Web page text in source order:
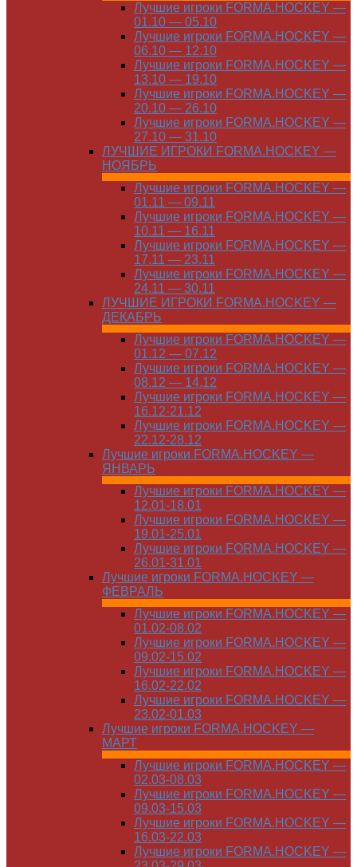
Лучшие игроки FORMA.HOCKEY —
01.10 — 05.10
Лучшие игроки FORMA.HOCKEY —
06.10 — 12.10
Лучшие игроки FORMA.HOCKEY —
13.10 — 19.10
Лучшие игроки FORMA.HOCKEY —
20.10 — 26.10
Лучшие игроки FORMA.HOCKEY —
27.10 — 31.10
ЛУЧШИЕ ИГРОКИ FORMA.HOCKEY —
НОЯБРЬ
Лучшие игроки FORMA.HOCKEY —
01.11 — 09.11
Лучшие игроки FORMA.HOCKEY —
10.11 — 16.11
Лучшие игроки FORMA.HOCKEY —
17.11 — 23.11
Лучшие игроки FORMA.HOCKEY —
24.11 — 30.11
ЛУЧШИЕ ИГРОКИ FORMA.HOCKEY —
ДЕКАБРЬ
Лучшие игроки FORMA.HOCKEY —
01.12 — 07.12
Лучшие игроки FORMA.HOCKEY —
08.12 — 14.12
Лучшие игроки FORMA.HOCKEY —
16.12-21.12
Лучшие игроки FORMA.HOCKEY —
22.12-28.12
Лучшие игроки FORMA.HOCKEY —
ЯНВАРЬ
Лучшие игроки FORMA.HOCKEY —
12.01-18.01
Лучшие игроки FORMA.HOCKEY —
19.01-25.01
Лучшие игроки FORMA.HOCKEY —
26.01-31.01
Лучшие игроки FORMA.HOCKEY —
ФЕВРАЛЬ
Лучшие игроки FORMA.HOCKEY —
01.02-08.02
Лучшие игроки FORMA.HOCKEY —
09.02-15.02
Лучшие игроки FORMA.HOCKEY —
16.02-22.02
Лучшие игроки FORMA.HOCKEY —
23.02-01.03
Лучшие игроки FORMA.HOCKEY —
МАРТ
Лучшие игроки FORMA.HOCKEY —
02.03-08.03
Лучшие игроки FORMA.HOCKEY —
09.03-15.03
Лучшие игроки FORMA.HOCKEY —
16.03-22.03
Лучшие игроки FORMA.HOCKEY —